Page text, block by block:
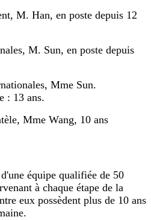
M. Han, en poste depuis 12
M. Sun, en poste depuis
Mme Sun.
: 13 ans.
Mme Wang, 10 ans
équipe qualifiée de 50
à chaque étape de la
eux possèdent plus de 10 ans